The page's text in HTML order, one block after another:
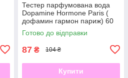
Тестер парфумована вода
Dopamine Hormone Paris (
дофамин гармон париж) 60
мл
Готово до відправки
87 ₴ 104 ₴
Купити